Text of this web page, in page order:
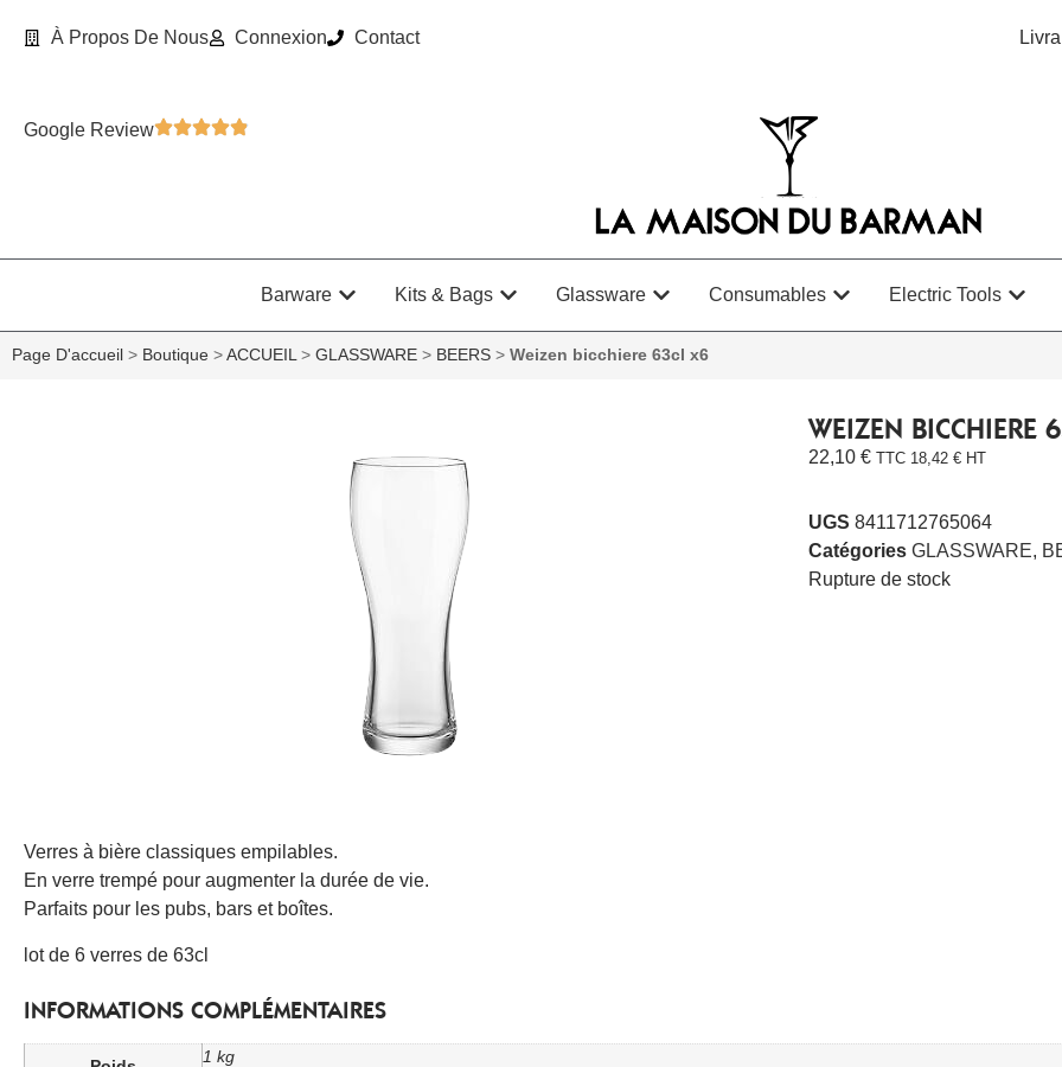
À Propos De Nous Connexion Contact
Google Review
Barware Kits & Bags Glassware Consumables Electric Tools
Page D'accueil > Boutique > ACCUEIL> GLASSWARE > BEERS > Weizen bicchiere 63cl x6
WEIZEN BICCHIERE
22,10 € TTC 18,42 € HT
UGS 8411712765064
Catégories GLASSWARE,
Rupture de stock
Verres à bière classiques empilables.
En verre trempé pour augmenter la durée de vie.
Parfaits pour les pubs, bars et boîtes.
lot de 6 verres de 63cl
INFORMATIONS COMPLÉMENTAIRES
1 kg